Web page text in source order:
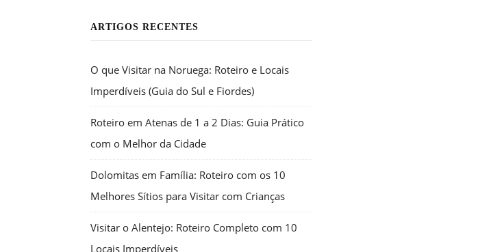
ARTIGOS RECENTES
O que Visitar na Noruega: Roteiro e Locais
Imperdíveis (Guia do Sul e Fiordes)
Roteiro em Atenas de 1 a 2 Dias: Guia Prático
com o Melhor da Cidade
Dolomitas em Família: Roteiro com os 10
Melhores Sítios para Visitar com Crianças
Visitar o Alentejo: Roteiro Completo com 10
Locais Imperdíveis